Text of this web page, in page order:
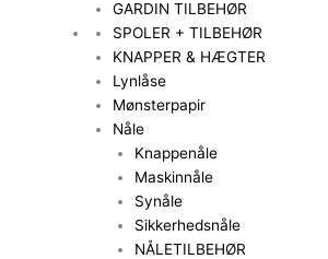
GARDIN TILBEHØR
SPOLER + TILBEHØR
KNAPPER & HÆGTER
Lynlåse
Mønsterpapir
Nåle
Knappenåle
Maskinnåle
Synåle
Sikkerhedsnåle
NÅLETILBEHØR